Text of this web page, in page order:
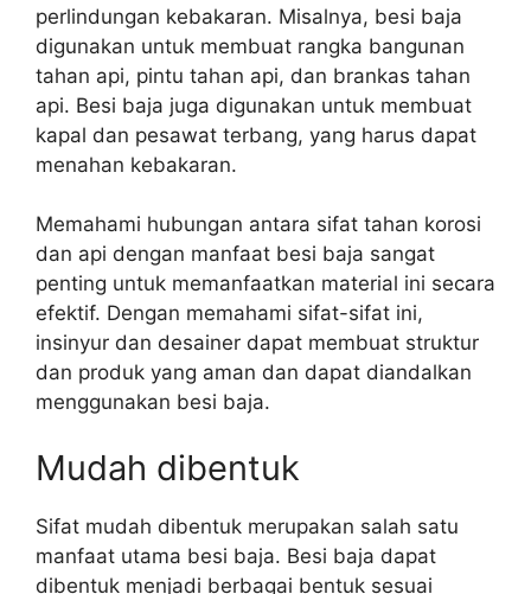
perlindungan kebakaran. Misalnya, besi baja
digunakan untuk membuat rangka bangunan
tahan api, pintu tahan api, dan brankas tahan
api. Besi baja juga digunakan untuk membuat
kapal dan pesawat terbang, yang harus dapat
menahan kebakaran.
Memahami hubungan antara sifat tahan korosi
dan api dengan manfaat besi baja sangat
penting untuk memanfaatkan material ini secara
efektif. Dengan memahami sifat-sifat ini,
insinyur dan desainer dapat membuat struktur
dan produk yang aman dan dapat diandalkan
menggunakan besi baja.
Mudah dibentuk
Sifat mudah dibentuk merupakan salah satu
manfaat utama besi baja. Besi baja dapat
dibentuk menjadi berbagai bentuk sesuai